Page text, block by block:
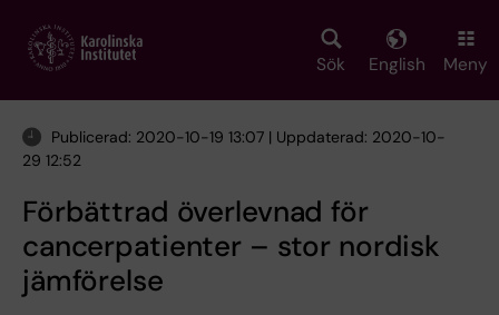
main
Sök English Meny
Publicerad: 2020-10-19 13:07 | Uppdaterad: 2020-10-
29 12:52
Förbättrad överlevnad för
cancerpatienter – stor nordisk
jämförelse